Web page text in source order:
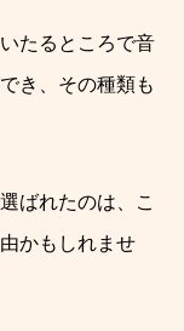
たるところで音
き、その種類も
ばれたのは、こ
かもしれませ